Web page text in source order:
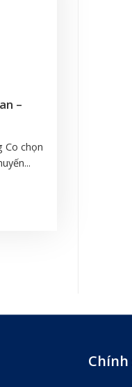
–
Co chọn
Chính